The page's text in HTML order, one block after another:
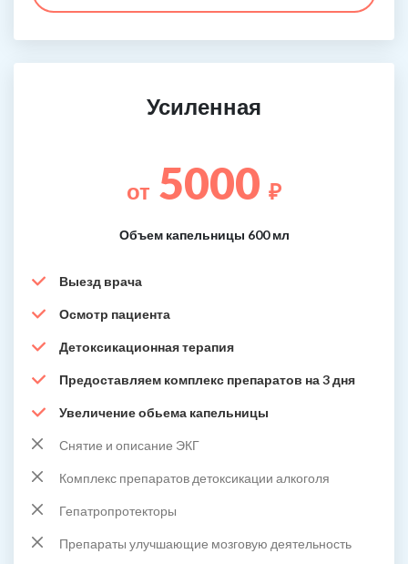
Усиленная
от 5000 ₽
Объем капельницы 600 мл
Выезд врача
Осмотр пациента
Детоксикационная терапия
Предоставляем комплекс препаратов на 3 дня
Увеличение обьема капельницы
Снятие и описание ЭКГ
Комплекс препаратов детоксикации алкоголя
Гепатропротекторы
Препараты улучшающие мозговую деятельность